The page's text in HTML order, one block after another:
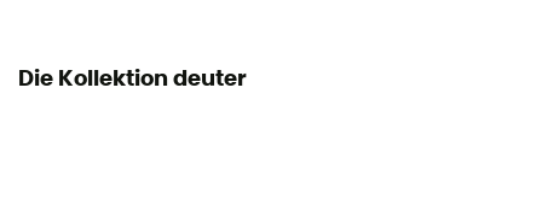
Die Kollektion deuter